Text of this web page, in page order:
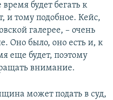
будет бегать к
и тому подобное. Кейс,
галерее, – очень
Оно было, оно есть и, к
еще будет, поэтому
внимание.
может подать в суд,